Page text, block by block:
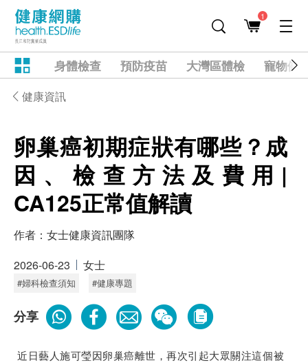
1
身體檢查 預防疫苗 大灣區體檢 寵物健
健康資訊
卵巢癌初期症狀有哪些？成
因、檢查方法及費用|
CA125正常值解讀
作者： 女士健康資訊團隊
2026-06-23
女士
#婦科檢查須知 #健康專題
分享
近日藝人施可瑩因卵巢癌離世，再次引起大眾關注這個被